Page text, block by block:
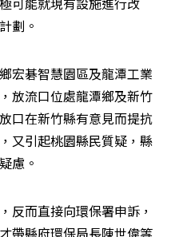
劃。
宏碁智慧園區及龍潭工業
放流口位處龍潭鄉及新竹
口在新竹縣有意見而提抗
又引起桃園縣民質疑，縣
慮。
反而直接向環保署申訴，
帶縣府環保局長陳世偉等